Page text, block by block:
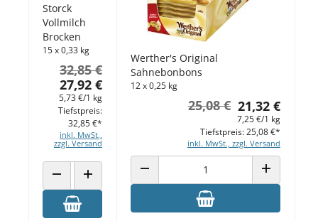
Storck
Vollmilch
Brocken
15 x 0,33 kg
27,92 €
32,85 €
5,73 €/1 kg
inkl. MwSt.,
zzgl. Versand
Tiefstpreis:
32,85 €*
ANZAHL VERRINGERN
ANZAHL ERHÖHEN
Werther's Original
Sahnebonbons
12 x 0,25 kg
21,32 €
25,08 €
7,25 €/1 kg
inkl. MwSt., zzgl. Versand
Tiefstpreis: 25,08 €*
ANZAHL VERRINGERN ANZAHL